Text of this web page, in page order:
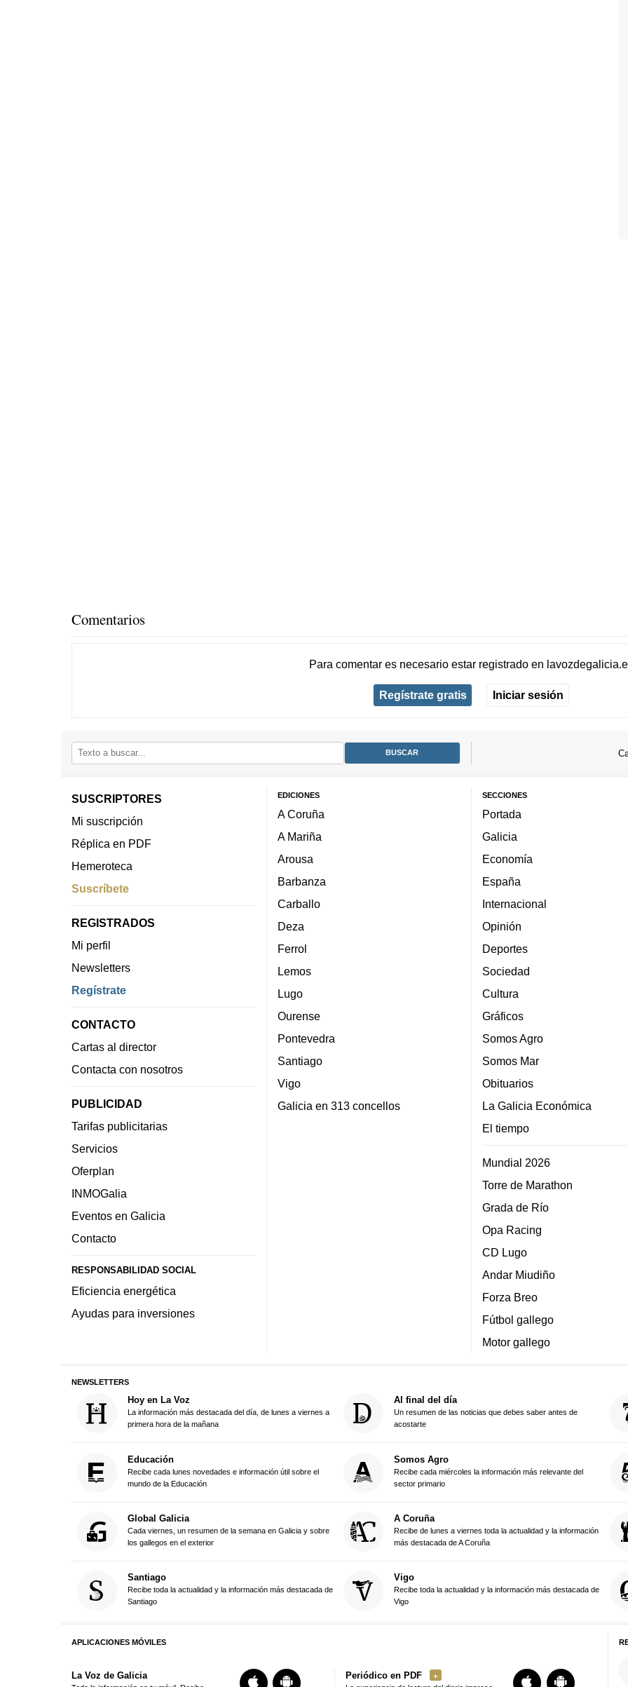
Comentarios
Para comentar es necesario estar registradoen
Regístrate gratis Iniciar sesión
SUSCRIPTORES
Mi suscripción
Réplica en PDF
Hemeroteca
Suscríbete
REGISTRADOS
Mi perfil
Newsletters
Regístrate
CONTACTO
Cartas al director
Contacta con nosotros
PUBLICIDAD
Tarifas publicitarias
Servicios
Oferplan
INMOGalia
Eventos en Galicia
Contacto
RESPONSABILIDAD SOCIAL
Eficiencia energética
Ayudas para inversiones
EDICIONES
A Coruña
A Mariña
Arousa
Barbanza
Carballo
Deza
Ferrol
Lemos
Lugo
Ourense
Pontevedra
Santiago
Vigo
Galicia en 313 concellos
SECCIONES
Portada
Galicia
Economía
España
Internacional
Opinión
Deportes
Sociedad
Cultura
Gráficos
Somos Agro
Somos Mar
Obituarios
La Galicia Económica
El tiempo
Mundial 2026
Torre de Marathon
Grada de Río
Opa Racing
CD Lugo
Andar Miudiño
Forza Breo
Fútbol gallego
Motor gallego
NEWSLETTERS
Hoy en La Voz
La información más destacada del día, de lunes a viernes a
primera hora de la mañana
Al final del día
Un resumen de las noticias que debes saber antes de
acostarte
Educación
Recibe cada lunes novedades e información útil sobre el
mundo de la Educación
Somos Agro
Recibe cada miércoles la información más relevante del
sector primario
Global Galicia
Cada viernes, un resumen de la semana en Galicia y sobre
los gallegos en el exterior
A Coruña
Recibe de lunes a viernes toda la actualidad y la información
más destacada de A Coruña
Santiago
Recibe toda la actualidad y la información más destacada de
Santiago
Vigo
Recibe toda la actualidad y la información más destacada de
Vigo
APLICACIONES MÓVILES
La Voz de Galicia Periódico en PDF